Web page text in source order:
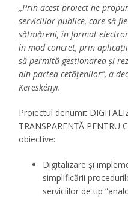
,,Prin acest proiect ne
serviciilor publice, care să
sătmăreni, în format
în mod concret, prin
să permită gestionarea și
din partea cetățenilor”, a
Kereskényi.
Proiectul denumit
TRANSPARENȚĂ PENTRU
obiective:
Digitalizare și
simplificării
serviciilor de tip